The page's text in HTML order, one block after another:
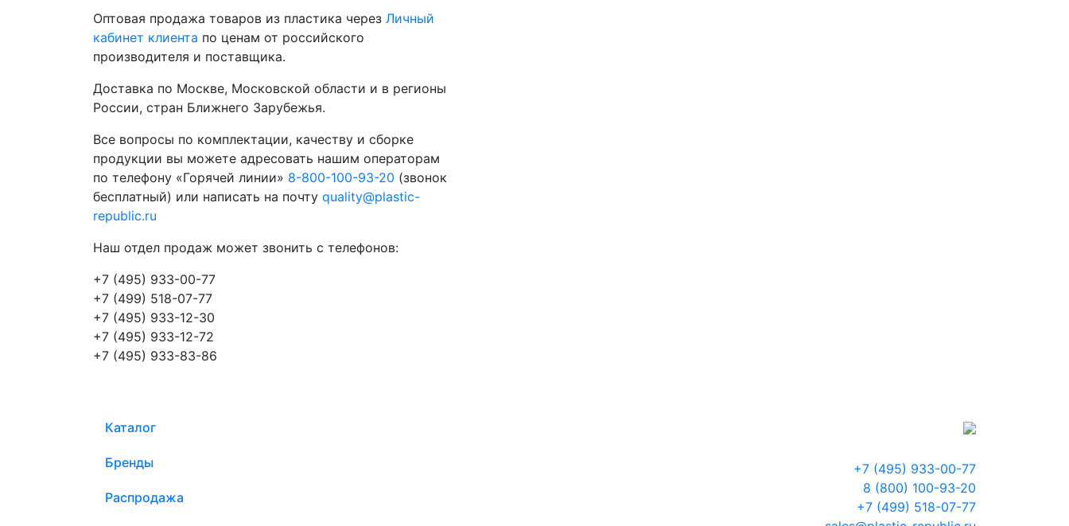
Оптовая продажа товаров из пластика через Личный
кабинет клиента по ценам от российского
производителя и поставщика.
Доставка по Москве, Московской области и в регионы
России, стран Ближнего Зарубежья.
Все вопросы по комплектации, качеству и сборке
продукции вы можете адресовать нашим операторам
по телефону «Горячей линии» 8-800-100-93-20 (звонок
бесплатный) или написать на почту quality@plastic-
republic.ru
Наш отдел продаж может звонить с телефонов:
+7 (495) 933-00-77
+7 (499) 518-07-77
+7 (495) 933-12-30
+7 (495) 933-12-72
+7 (495) 933-83-86
Каталог
Бренды
Распродажа
+7 (495) 933-00-77
8 (800) 100-93-20
+7 (499) 518-07-77